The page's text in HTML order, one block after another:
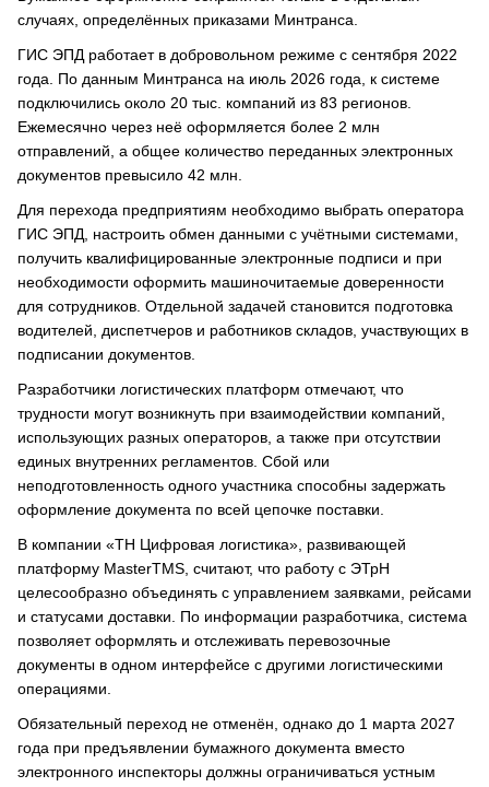
случаях, определённых приказами Минтранса.
ГИС ЭПД работает в добровольном режиме с сентября 2022
года. По данным Минтранса на июль 2026 года, к системе
подключились около 20 тыс. компаний из 83 регионов.
Ежемесячно через неё оформляется более 2 млн
отправлений, а общее количество переданных электронных
документов превысило 42 млн.
Для перехода предприятиям необходимо выбрать оператора
ГИС ЭПД, настроить обмен данными с учётными системами,
получить квалифицированные электронные подписи и при
необходимости оформить машиночитаемые доверенности
для сотрудников. Отдельной задачей становится подготовка
водителей, диспетчеров и работников складов, участвующих в
подписании документов.
Разработчики логистических платформ отмечают, что
трудности могут возникнуть при взаимодействии компаний,
использующих разных операторов, а также при отсутствии
единых внутренних регламентов. Сбой или
неподготовленность одного участника способны задержать
оформление документа по всей цепочке поставки.
В компании «ТН Цифровая логистика», развивающей
платформу MasterTMS, считают, что работу с ЭТрН
целесообразно объединять с управлением заявками, рейсами
и статусами доставки. По информации разработчика, система
позволяет оформлять и отслеживать перевозочные
документы в одном интерфейсе с другими логистическими
операциями.
Обязательный переход не отменён, однако до 1 марта 2027
года при предъявлении бумажного документа вместо
электронного инспекторы должны ограничиваться устным